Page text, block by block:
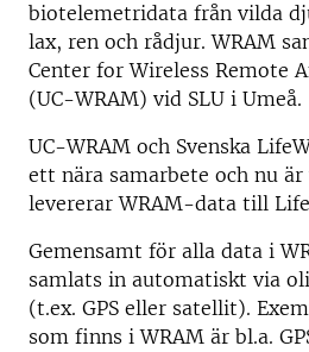
biotelemetridata från vilda
lax, ren och rådjur. WRAM
Center for Wireless Remote
(UC-WRAM) vid SLU i Umeå.
UC-WRAM och Svenska
ett nära samarbete och nu
levererar WRAM-data till
Gemensamt för alla data i
samlats in automatiskt via
(t.ex. GPS eller satellit).
som finns i WRAM är bl.a.